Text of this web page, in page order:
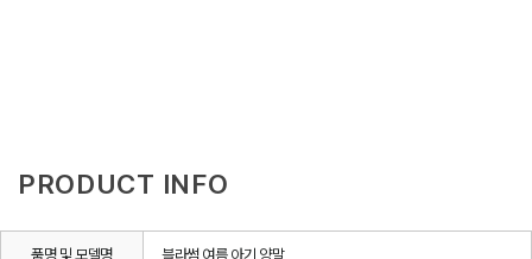
PRODUCT INFO
품명 및 모델명 블라썸 여름 아기 양말